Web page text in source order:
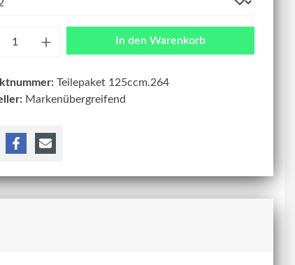
In den Warenkorb
Teilepaket 125ccm.264
Markenübergreifend